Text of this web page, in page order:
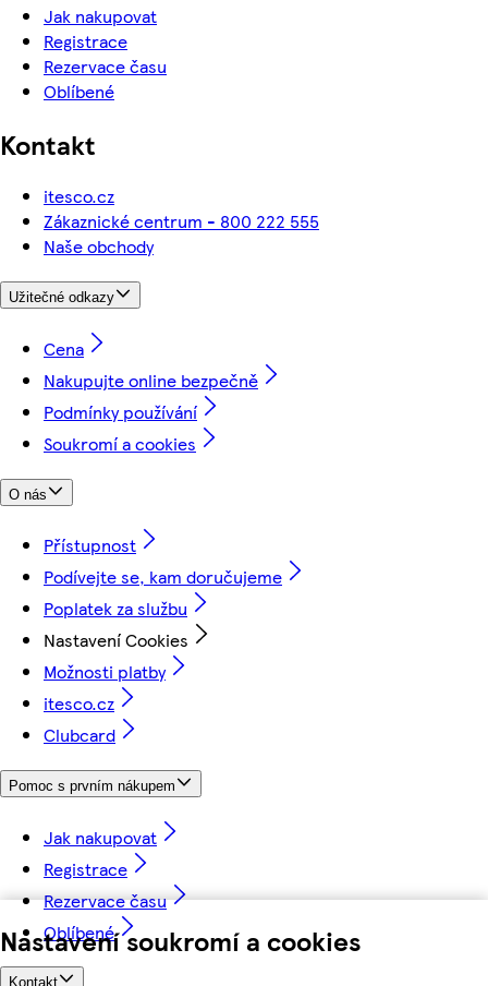
Nastavení soukromí a cookies
Jak nakupovat
Registrace
Rezervace času
Oblíbené
Kontakt
itesco.cz
Zákaznické centrum - 800 222 555
Naše obchody
Užitečné odkazy
Cena
Nakupujte online bezpečně
Podmínky používání
Soukromí a cookies
O nás
Přístupnost
Podívejte se, kam doručujeme
Poplatek za službu
Nastavení Cookies
Možnosti platby
itesco.cz
Clubcard
Pomoc s prvním nákupem
Jak nakupovat
Registrace
Rezervace času
Oblíbené
Kontakt